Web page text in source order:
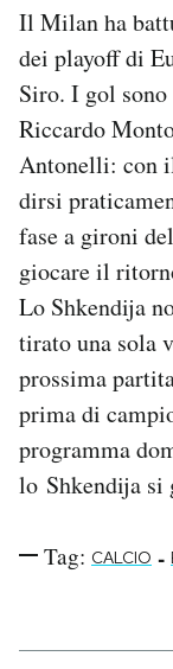
SHOP
CALENDARIO
AREA
Area
Newsletter
Hai bisogno
Esci
Il Milan ha
dei playoff di
Siro. I gol
Riccardo
Antonelli: con
dirsi
fase a gironi
giocare il
Lo Shkendija
tirato una sola
prossima
prima di
programma
lo Shkendija si
Tag: CALCIO -